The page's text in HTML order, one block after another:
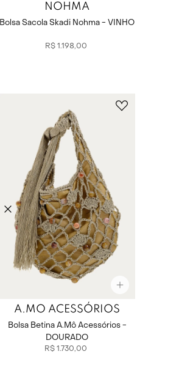
NOHMA
Bolsa Sacola Skadi Nohma - VINHO
R$ 1.198,00
A.MO ACESSÓRIOS
Bolsa Betina A.Mô Acessórios -
DOURADO
R$ 1.730,00